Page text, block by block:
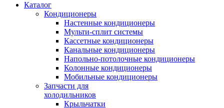
Каталог
Кондиционеры
Настенные кондиционеры
Мульти-сплит системы
Кассетные кондиционеры
Канальные кондиционеры
Напольно-потолочные кондиционеры
Колонные кондиционеры
Мобильные кондиционеры
Запчасти для
холодильников
Крыльчатки